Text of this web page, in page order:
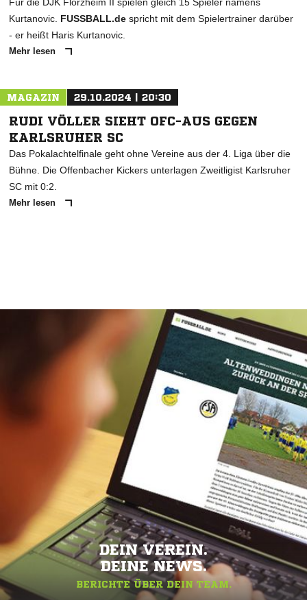
Kurtanovic. FUSSBALL.de spricht mit dem Spielertrainer darüber
- er heißt Haris Kurtanovic.
Mehr lesen
MAGAZIN 29.10.2024 | 20:30
RUDI VÖLLER SIEHT OFC-AUS GEGEN
KARLSRUHER SC
Das Pokalachtelfinale geht ohne Vereine aus der 4. Liga über die
Bühne. Die Offenbacher Kickers unterlagen Zweitligist Karlsruher
SC mit 0:2.
Mehr lesen
DEIN VEREIN.
DEINE NEWS.
BERICHTE ÜBER DEIN TEAM.